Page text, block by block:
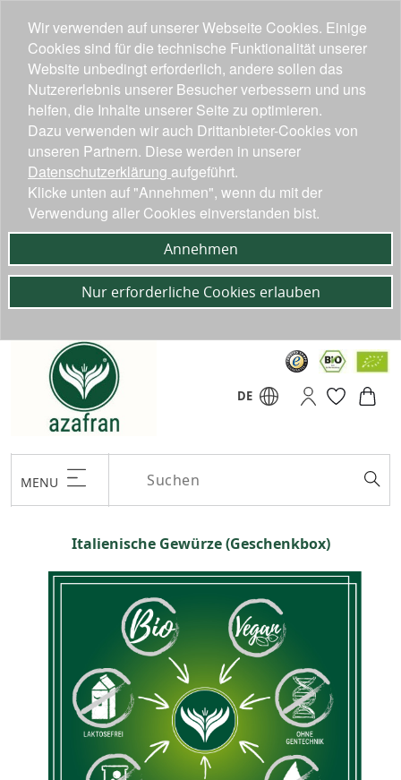
DE
MENU
Italienische Gewürze (Geschenkbox)
Wir verwenden auf unserer Webseite Cookies. Einige
Cookies sind für die technische Funktionalität unserer
Website unbedingt erforderlich, andere sollen das
Nutzererlebnis unserer Besucher verbessern und uns
helfen, die Inhalte unserer Seite zu optimieren.
Dazu verwenden wir auch Drittanbieter-Cookies von
unseren Partnern. Diese werden in unserer
Datenschutzerklärung aufgeführt.
Klicke unten auf "Annehmen", wenn du mit der
Verwendung aller Cookies einverstanden bist.
Annehmen
Nur erforderliche Cookies erlauben